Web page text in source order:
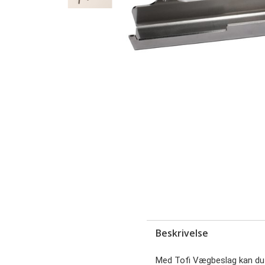
Beskrivelse
Med Tofi Vægbeslag kan